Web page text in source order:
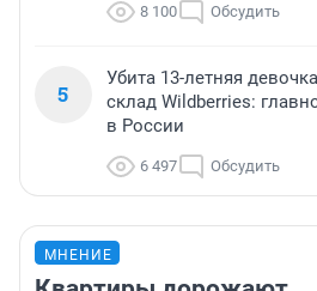
8 100 Обсудить
5
Убита 13-летняя
склад Wildberries:
в России
6 497 Обсудить
МНЕНИЕ